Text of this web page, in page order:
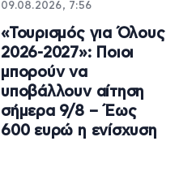
09.08.2026, 7:56
«Τουρισμός για Όλους
2026-2027»: Ποιοι
μπορούν να
υποβάλλουν αίτηση
σήμερα 9/8 – Έως
600 ευρώ η ενίσχυση